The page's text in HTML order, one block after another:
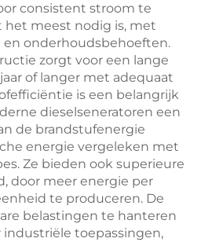
consistent stroom te
het meest nodig is, met
onderhoudsbehoeften.
zorgt voor een lange
of langer met adequaat
is een belangrijk
dieselseneratoren een
de brandstufenergie
energie vergeleken met
Ze bieden ook superieure
door meer energie per
te produceren. De
belastingen te hanteren
industriële toepassingen,